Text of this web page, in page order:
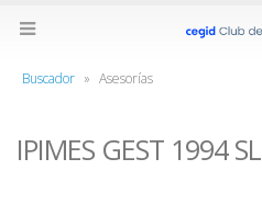
Buscador » Asesorías
IPIMES GEST 1994 SL